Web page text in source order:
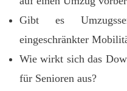
Gibt es
eingeschränkter
Wie wirkt sich das
für Senioren aus?